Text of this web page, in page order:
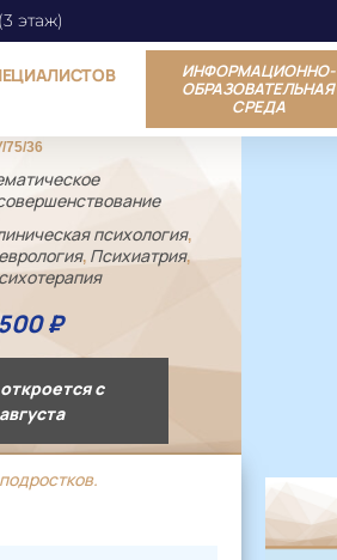
этаж)
ИНФОРМАЦИОННО-
ОБРАЗОВАТЕЛЬНАЯ
СРЕДА
75/36
психология,
, Психиатрия,
₽
с